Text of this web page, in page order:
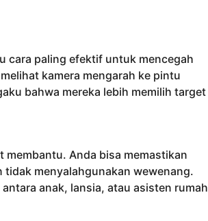
cara paling efektif untuk mencegah
kamera mengarah ke pintu
bahwa mereka lebih memilih target
membantu. Anda bisa memastikan
menyalahgunakan wewenang.
anak, lansia, atau asisten rumah